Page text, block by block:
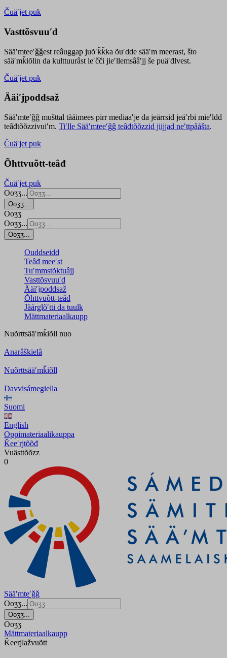
Čuäʹjet puk
Vasttõsvuuʹd
Sääʹmteeʹǧǧest reâuggap juõʹǩǩka õuʹdde sääʹm meerast, što
sääʹmǩiõlin da kulttuurâst leʹčči jieʹllemsââʹjj še puäʹđlvest.
Čuäʹjet puk
Ääiʹjpoddsaž
Sääʹmteʹǧǧ mušttal tååimees pirr mediaaʹje da jeärrsid jeäʹrbi mieʹldd
teâđtõõzzivuiʹm. Tiʹlle Sääʹmteeʹǧǧ teâđtõõzzid jiijjad neʹttpååšta.
Čuäʹjet puk
Õhttvuõtt-teâđ
Čuäʹjet puk
Ooʒʒ...
Ooʒʒ...
Ooʒʒ
Ooʒʒ...
Ooʒʒ...
Ouddseidd
Teâđ meeʹst
Tuʹmmstõktuâjj
Vasttõsvuuʹd
Ääiʹjpoddsaž
Õhttvuõtt-teâđ
Jåårǥlõʹtti da tuulk
Mättmateriaalkaupp
Nuõrttsääʹmǩiõll nuo
Anarâškielâ
Nuõrttsääʹmǩiõll
Davvisámegiella
Suomi
English
Oppimateriaalikauppa
Ǩeeʹrjtõõđ
Vuästtõõzz
0
Sääʹmteʹǧǧ
Ooʒʒ...
Ooʒʒ...
Ooʒʒ
Mättmateriaalkaupp
Ǩeerjlažvuõtt